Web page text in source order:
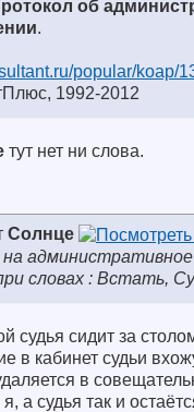
об
.
popular/koap/
1992-2012
тут нет ни слова.
Солнце
на
словах : Встать,
судья сидит за
в кабинет судьи
в
а судья так и